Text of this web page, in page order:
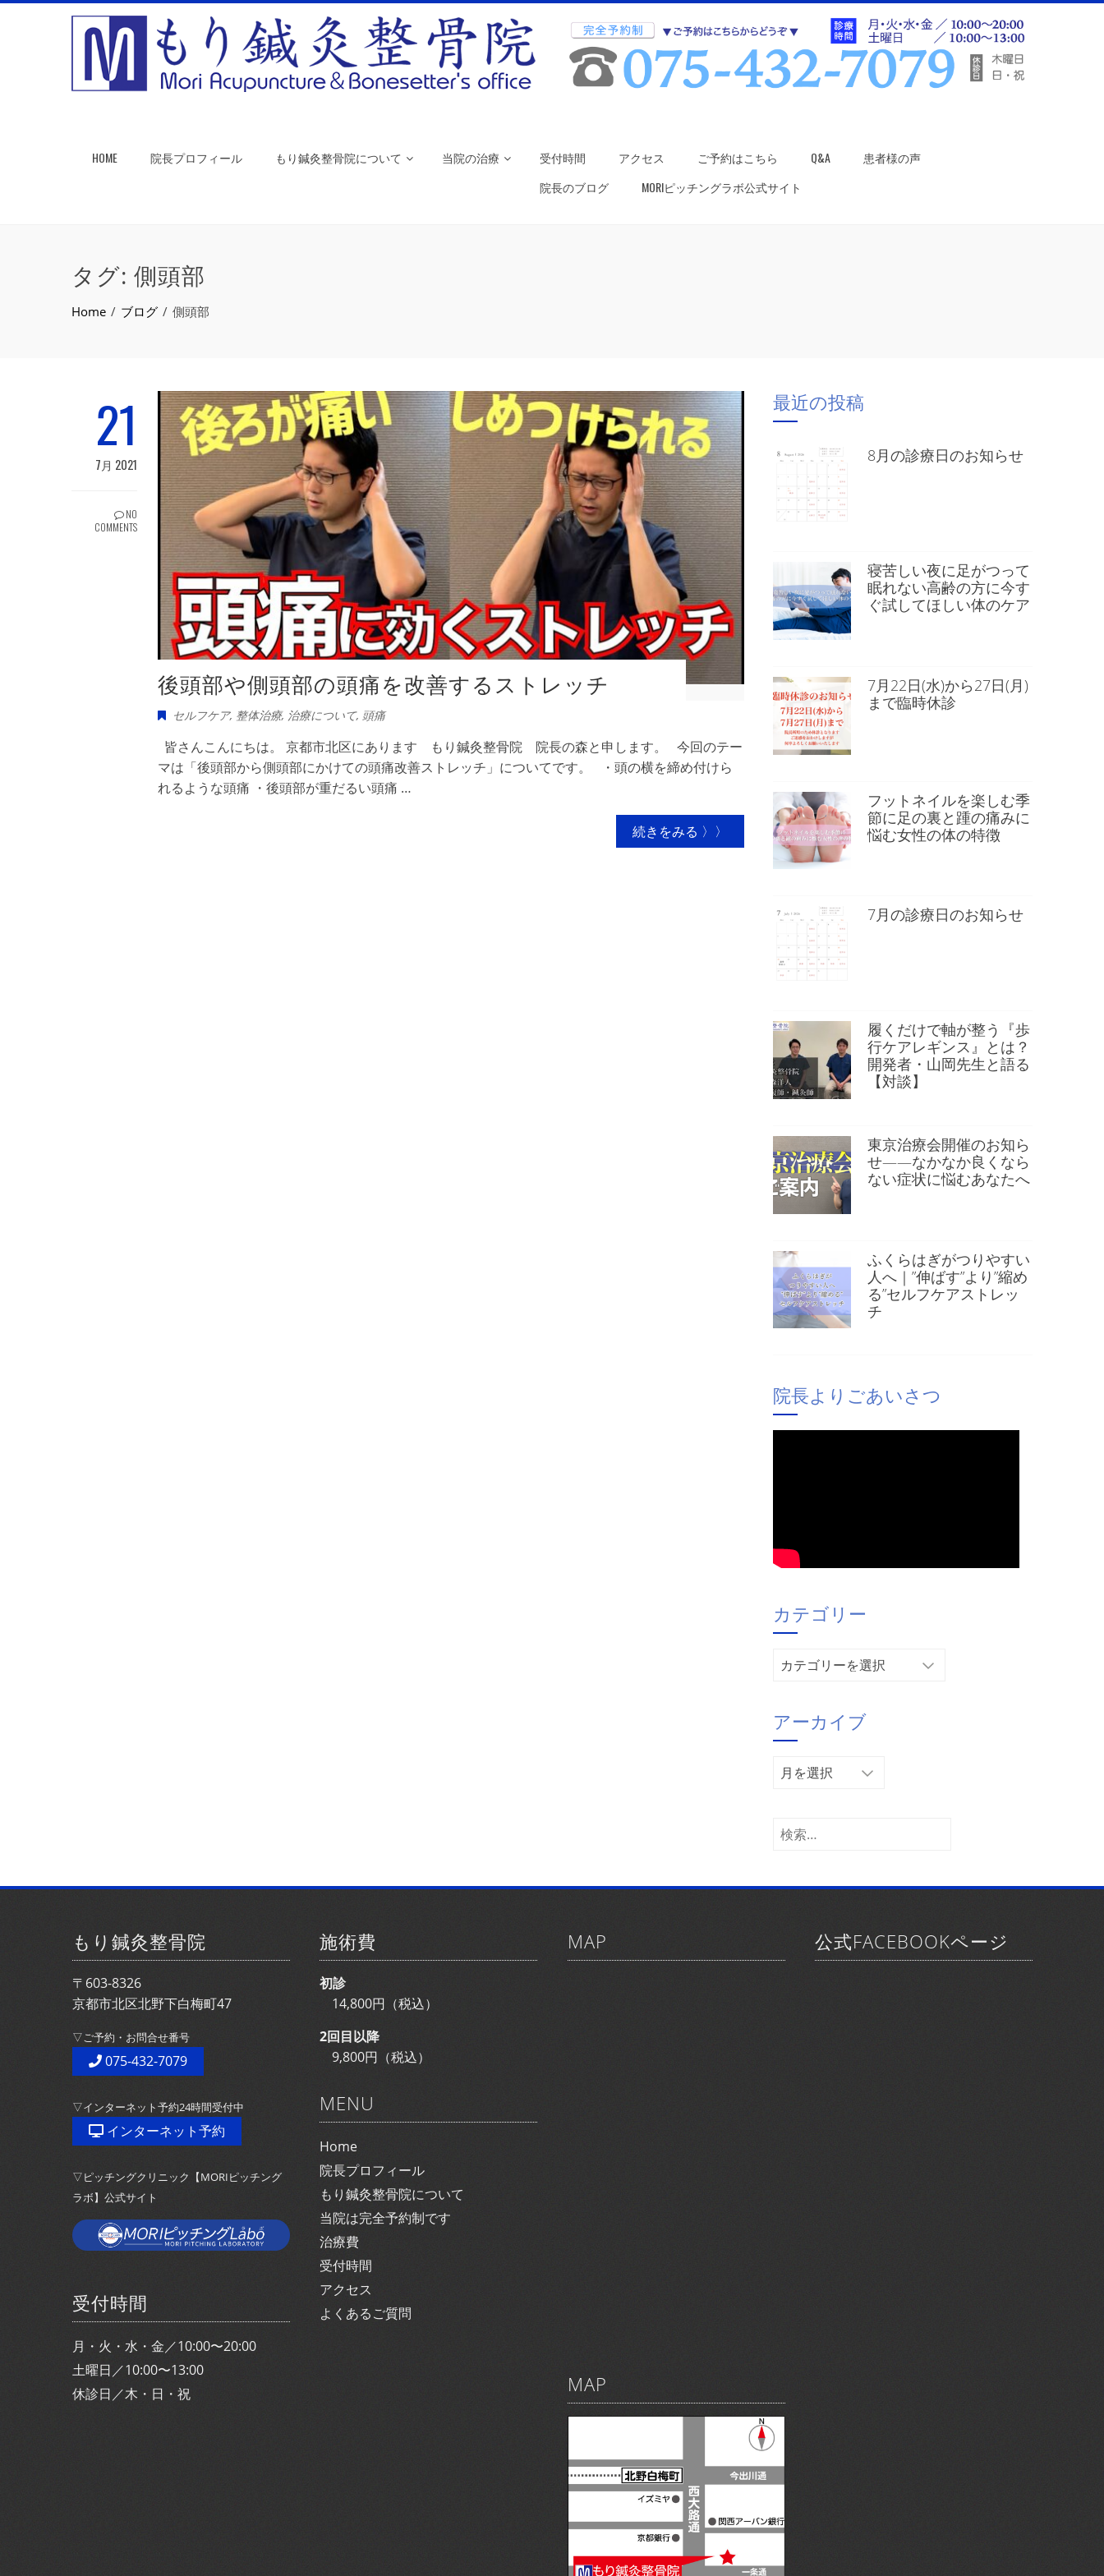
HOME 院長プロフィール もり鍼灸整骨院について 当院の治療 受付時間 アクセス ご予約はこちら Q&A
患者様の声
院長のブログ
MORIピッチングラボ公式サイト
タグ: 側頭部
Home ブログ 側頭部
21
7月 2021
NO
COMMENTS
後頭部や側頭部の頭痛を改善するストレッチ
セルフケア, 整体治療, 治療について, 頭痛
皆さんこんにちは。 京都市北区にあります もり鍼灸整骨院 院長の森と申します。 今回のテー
マは「後頭部から側頭部にかけての頭痛改善ストレッチ」についてです。 ・頭の横を締め付けら
れるような頭痛 ・後頭部が重だるい頭痛 …
続きをみる 〉〉
最近の投稿
8月の診療日のお知らせ
寝苦しい夜に足がつって
眠れない高齢の方に今す
ぐ試してほしい体のケア
7月22日(水)から27日(月)
まで臨時休診
フットネイルを楽しむ季
節に足の裏と踵の痛みに
悩む女性の体の特徴
7月の診療日のお知らせ
履くだけで軸が整う『歩
行ケアレギンス』とは？
開発者・山岡先生と語る
【対談】
東京治療会開催のお知ら
せ——なかなか良くなら
ない症状に悩むあなたへ
ふくらはぎがつりやすい
人へ｜”伸ばす”より”縮め
る”セルフケアストレッ
チ
院長よりごあいさつ
カテゴリー
カ
リ
ー
アーカイブ
ア
イ
検
もり鍼灸整骨院
〒603-8326
京都市北区北野下白梅町47
▽ご予約・お問合せ番号
075-432-7079
▽インターネット予約24時間受付中
インターネット予約
▽ピッチングクリニック【MORIピッチング
ラボ】公式サイト
受付時間
月・火・水・金／10:00〜20:00
土曜日／10:00〜13:00
休診日／木・日・祝
施術費
初診
14,800円（税込）
2回目以降
9,800円（税込）
MENU
Home
院長プロフィール
もり鍼灸整骨院について
当院は完全予約制です
治療費
受付時間
アクセス
よくあるご質問
MAP
MAP
公式FACEBOOKページ